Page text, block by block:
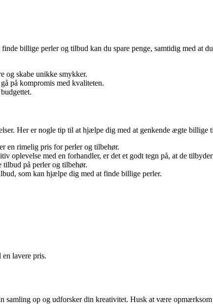
billige perler og tilbud kan du spare penge, samtidig med at
og skabe unikke smykker.
på kompromis med kvaliteten.
Her er nogle tip til at hjælpe dig med at genkende ægte billige
en rimelig pris for perler og tilbehør.
oplevelse med en forhandler, er det et godt tegn på, at de
på perler og tilbehør.
som kan hjælpe dig med at finde billige perler.
lavere pris.
samling op og udforsker din kreativitet. Husk at være